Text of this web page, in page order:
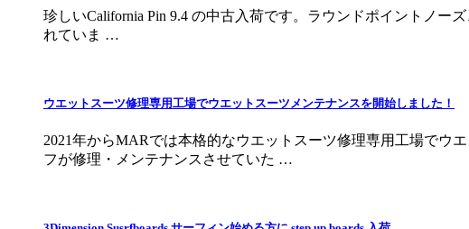
珍しいCalifornia Pin 9.4 の中古入荷です。ラウンドポイントノー
れていま …
ウエットスーツ修理専用工場でウエットスーツメンテナンスを開始しました！
2021年からMARでは本格的なウエットスーツ修理専用工場でウ
フが修理・メンテナンスさせていた …